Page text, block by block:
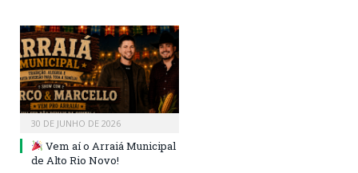
30 DE JUNHO DE 2026
Vem aí o Arraiá Municipal
de Alto Rio Novo!